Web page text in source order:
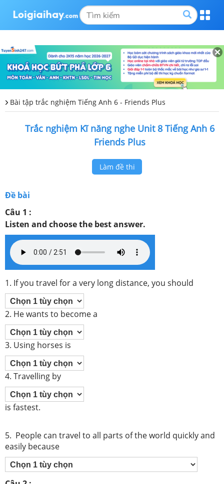
Bài tập trắc nghiệm Tiếng Anh 6 - Friends Plus
Trắc nghiệm Kĩ năng nghe Unit 8 Tiếng Anh 6
Friends Plus
Làm đề thi
Đề bài
Câu 1 :
Listen and choose the best answer.
1. If you travel for a very long distance, you should
2. He wants to become a
3. Using horses is
4. Travelling by
is fastest.
5. People can travel to all parts of the world quickly and
easily because